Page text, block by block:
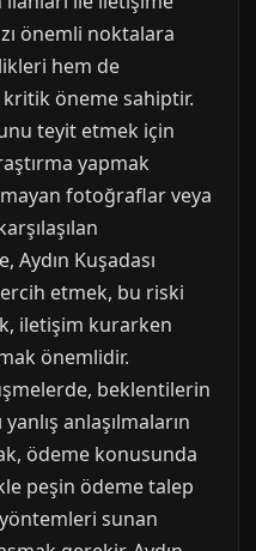
önemli noktalara
hem de
kritik öneme sahiptir.
teyit etmek için
yapmak
fotoğraflar veya
Aydın Kuşadası
etmek, bu riski
iletişim kurarken
önemlidir.
beklentilerin
anlaşılmaların
ödeme konusunda
peşin ödeme talep
sunan